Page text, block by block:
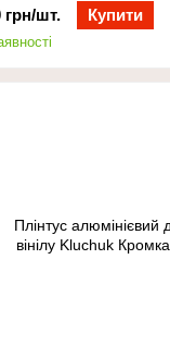
грн/шт.
Купити